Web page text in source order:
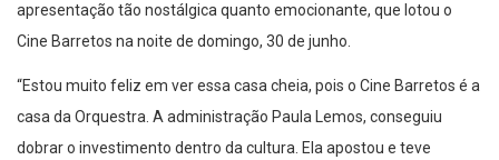
apresentação tão nostálgica quanto emocionante, que lotou o
Cine Barretos na noite de domingo, 30 de junho.
“Estou muito feliz em ver essa casa cheia, pois o Cine Barretos é a
casa da Orquestra. A administração Paula Lemos, conseguiu
dobrar o investimento dentro da cultura. Ela apostou e teve